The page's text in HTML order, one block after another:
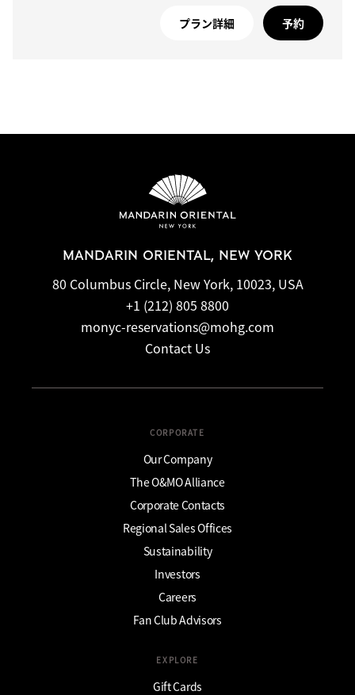
プラン詳細 予約
MANDARIN ORIENTAL, NEW YORK
80 Columbus Circle, New York, 10023, USA
+1 (212) 805 8800
monyc-reservations@mohg.com
Contact Us
CORPORATE
Our Company
The O&MO Alliance
Corporate Contacts
Regional Sales Offices
Sustainability
Investors
Careers
Fan Club Advisors
EXPLORE
Gift Cards